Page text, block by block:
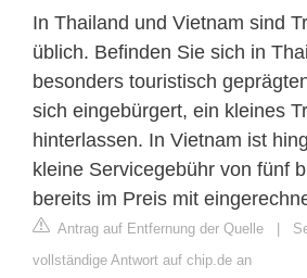
In Thailand und Vietnam sind
üblich. Befinden Sie sich in
besonders touristisch
sich eingebürgert, ein kleines
hinterlassen. In Vietnam ist
kleine Servicegebühr von fünf
bereits im Preis mit
Antrag auf Entfernung der Quelle |
vollständige Antwort auf chip.de an